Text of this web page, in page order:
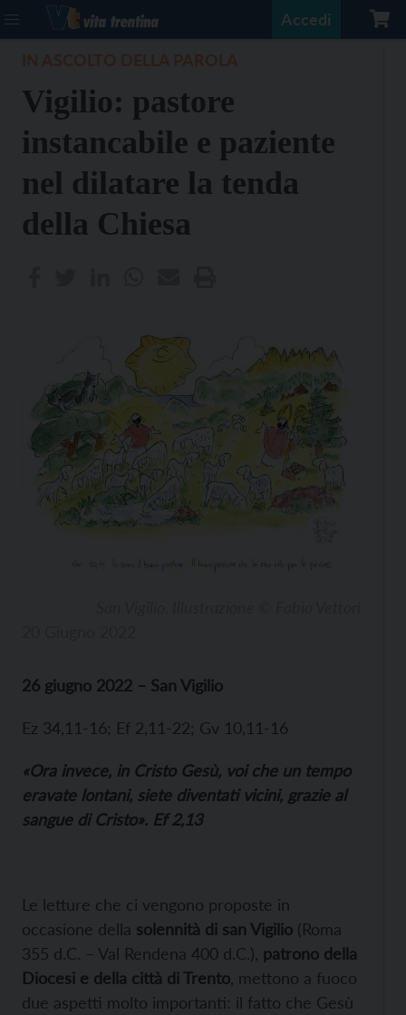
Accedi
Vigilio: pastore
instancabile e paziente
nel dilatare la tenda
della Chiesa
26 giugno 2022 – San Vigilio
Ez 34,11-16; Ef 2,11-22; Gv 10,11-16
«Ora invece, in Cristo Gesù, voi che un tempo
eravate lontani, siete diventati vicini, grazie al
sangue di Cristo». Ef 2,13
Le letture che ci vengono proposte in
occasione della solennità di san Vigilio (Roma
355 d.C. – Val Rendena 400 d.C.), patrono della
Diocesi e della città di Trento , mettono a fuoco
due aspetti molto importanti: il fatto che Gesù